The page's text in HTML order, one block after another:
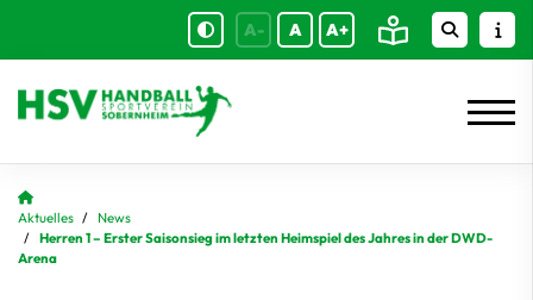
A- A A+
Aktuelles
News
Herren 1 – Erster Saisonsieg im letzten Heimspiel des Jahres in der DWD-
Arena